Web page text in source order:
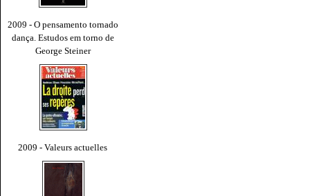
2009 - O pensamento tornado
dança. Estudos em torno de
George Steiner
2009 - Valeurs actuelles